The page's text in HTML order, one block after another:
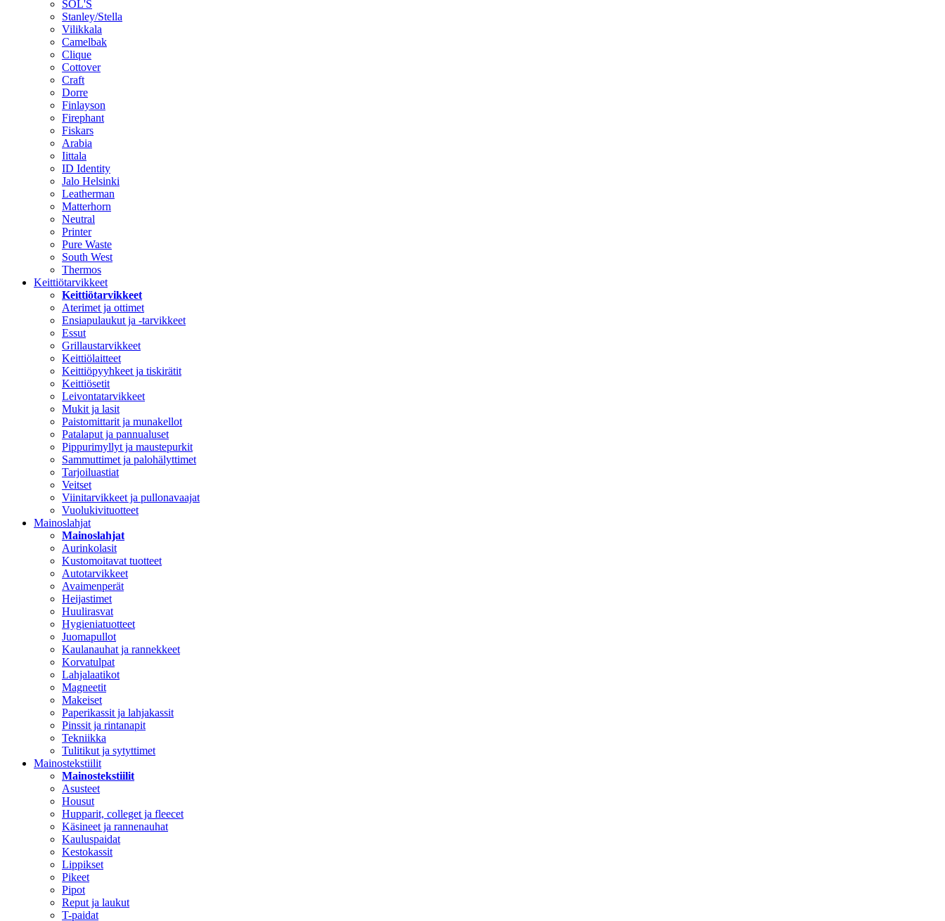
SOL'S
Stanley/Stella
Vilikkala
Camelbak
Clique
Cottover
Craft
Dorre
Finlayson
Firephant
Fiskars
Arabia
Iittala
ID Identity
Jalo Helsinki
Leatherman
Matterhorn
Neutral
Printer
Pure Waste
South West
Thermos
Keittiötarvikkeet
Keittiötarvikkeet
Aterimet ja ottimet
Ensiapulaukut ja -tarvikkeet
Essut
Grillaustarvikkeet
Keittiölaitteet
Keittiöpyyhkeet ja tiskirätit
Keittiösetit
Leivontatarvikkeet
Mukit ja lasit
Paistomittarit ja munakellot
Patalaput ja pannualuset
Pippurimyllyt ja maustepurkit
Sammuttimet ja palohälyttimet
Tarjoiluastiat
Veitset
Viinitarvikkeet ja pullonavaajat
Vuolukivituotteet
Mainoslahjat
Mainoslahjat
Aurinkolasit
Kustomoitavat tuotteet
Autotarvikkeet
Avaimenperät
Heijastimet
Huulirasvat
Hygieniatuotteet
Juomapullot
Kaulanauhat ja rannekkeet
Korvatulpat
Lahjalaatikot
Magneetit
Makeiset
Paperikassit ja lahjakassit
Pinssit ja rintanapit
Tekniikka
Tulitikut ja sytyttimet
Mainostekstiilit
Mainostekstiilit
Asusteet
Housut
Hupparit, colleget ja fleecet
Käsineet ja rannenauhat
Kauluspaidat
Kestokassit
Lippikset
Pikeet
Pipot
Reput ja laukut
T-paidat